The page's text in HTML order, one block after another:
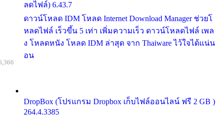
ลดไฟล์) 6.43.7
ดาวน์โหลด IDM โหลด Internet Download Manager ช่วยโ
หลดไฟล์ เร็วขึ้น 5 เท่า เพิ่มความเร็ว ดาวน์โหลดไฟล์ เพล
ง โหลดหนัง โหลด IDM ล่าสุด จาก Thaiware ไว้ใจได้แน่น
อน
DropBox (โปรแกรม Dropbox เก็บไฟล์ออนไลน์ ฟรี 2 GB )
264.4.3385